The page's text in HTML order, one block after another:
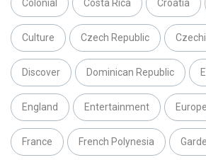
Colonial Costa Rica Croatia
Culture Czech Republic
Discover Dominican Republic
England Entertainment Europe
France French Polynesia